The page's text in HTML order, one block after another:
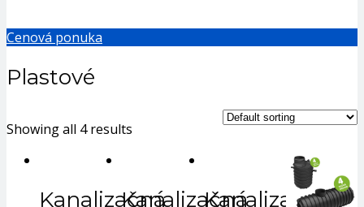
Cenová ponuka
Plastové
Showing all 4 results
KanalizačnáKanalizačnáKanalizačná